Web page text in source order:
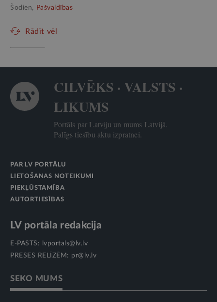
Šodien, Pašvaldības
Rādīt vēl
CILVĒKS · VALSTS ·
LIKUMS
Portāls par Latviju un mums Latvijā.
Palīgs tiesību aktu izpratnei.
PAR LV PORTĀLU
LIETOŠANAS NOTEIKUMI
PIEKĻŪSTAMĪBA
AUTORTIESĪBAS
LV portāla redakcija
E-PASTS:
lvportals@lv.lv
PRESES RELĪZĒM: pr@lv.lv
SEKO MUMS